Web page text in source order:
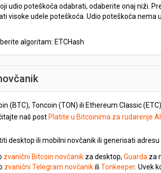
udio poteškoća odabrati, odaberite onaj niži.
visoke udele poteškoća. Udio poteškoća nema
algoritam: ETCHash
(BTC), Toncoin (TON) ili Ethereum Classic
naš post Platite u Bitcoinima za rudarenje
desktop ili mobilni novčanik ili generisati adresu
zvanični Bitcoin novčanik za desktop, Guarda za
zvanični Telegram novčanikili Tonkeeper. Uvek